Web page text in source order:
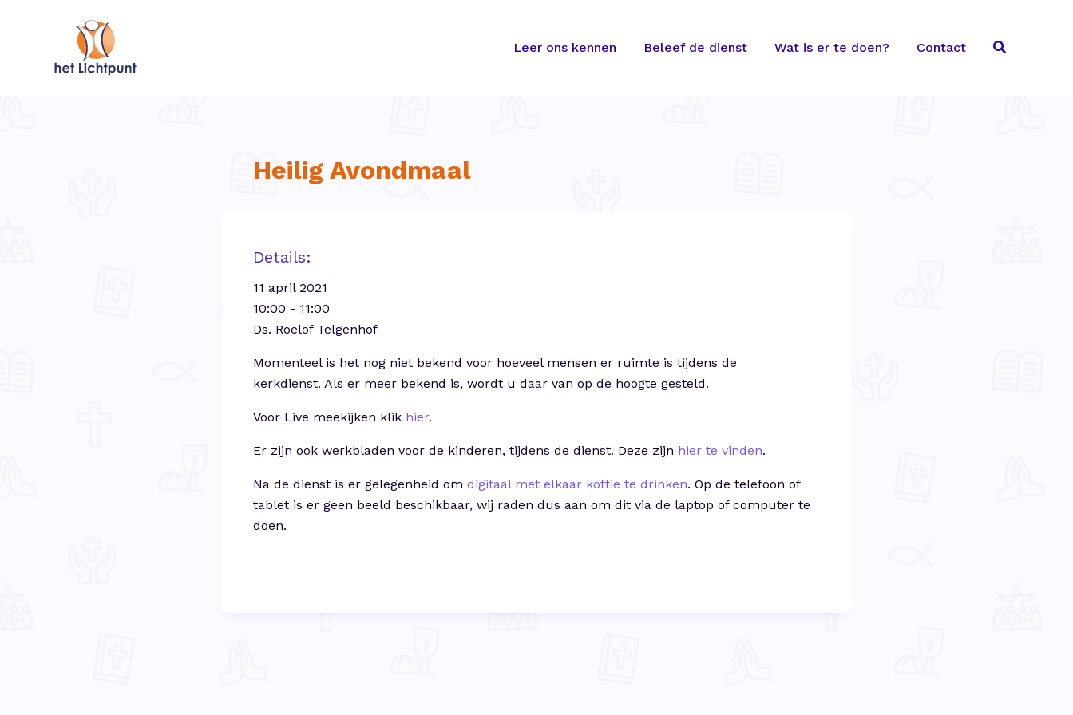
Leer ons kennen Beleef de dienst Wat is er te doen? Contact
Heilig Avondmaal
Details:
11 april 2021
10:00 - 11:00
Ds. Roelof Telgenhof
Momenteel is het nog niet bekend voor hoeveel mensen er ruimte is tijdens de
kerkdienst. Als er meer bekend is, wordt u daar van op de hoogte gesteld.
Voor Live meekijken klik hier.
Er zijn ook werkbladen voor de kinderen, tijdens de dienst. Deze zijn hier te vinden.
Na de dienst is er gelegenheid om digitaal met elkaar koffie te drinken. Op de telefoon of
tablet is er geen beeld beschikbaar, wij raden dus aan om dit via de laptop of computer te
doen.